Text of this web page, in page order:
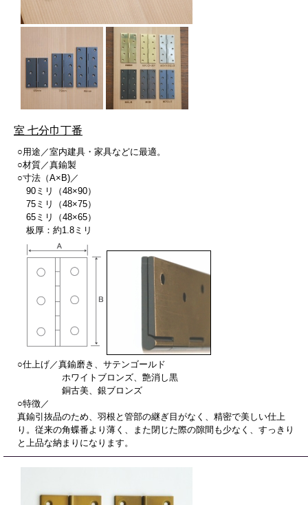
室 七分巾丁番
○用途／室内建具・家具などに最適。
○材質／真鍮製
○寸法（A×B)／
90ミリ（48×90）
75ミリ（48×75）
65ミリ（48×65）
板厚：約1.8ミリ
○仕上げ／真鍮磨き、サテンゴールド
ホワイトブロンズ、艶消し黒
銅古美、銀ブロンズ
○特徴／
真鍮引抜品のため、羽根と管部の継ぎ目がなく、精密で美しい仕上
り。従来の角蝶番より薄く、また閉じた際の隙間も少なく、すっきり
と上品な納まりになります。